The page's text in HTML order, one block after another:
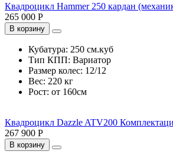
Квадроцикл Hammer 250 кардан
265 000 Р
В корзину
Кубатура: 250 см.куб
Тип КПП: Вариатор
Размер колес: 12/12
Вес: 220 кг
Рост: от 160см
Квадроцикл Dazzle ATV200
267 900 Р
В корзину